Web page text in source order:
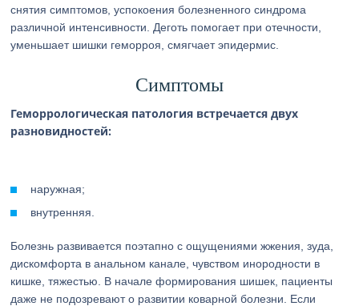
снятия симптомов, успокоения болезненного синдрома
различной интенсивности. Деготь помогает при отечности,
уменьшает шишки геморроя, смягчает эпидермис.
Симптомы
Геморрологическая патология встречается двух
разновидностей:
наружная;
внутренняя.
Болезнь развивается поэтапно с ощущениями жжения, зуда,
дискомфорта в анальном канале, чувством инородности в
кишке, тяжестью. В начале формирования шишек, пациенты
даже не подозревают о развитии коварной болезни. Если